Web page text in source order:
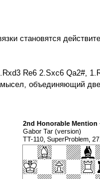
становятся
Re6 2.Sxc6 Qa2#,
объединяющий
2nd Honorable Mention
Gabor Tar (version)
TT-110, SuperProblem,